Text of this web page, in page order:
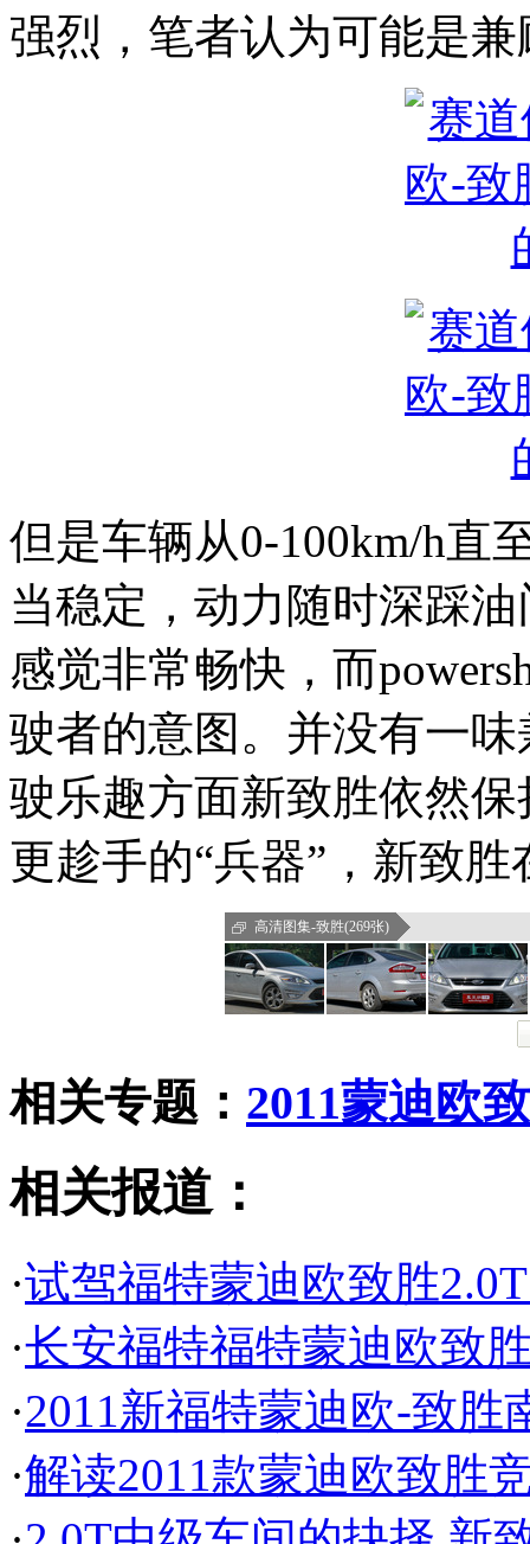
强烈，笔者认为可能是
但是车辆从0-100km/h直
当稳定，动力随时深踩
感觉非常畅快，而
驶者的意图。并没有一
驶乐趣方面新致胜依然
更趁手的“兵器”，新致
高清图集-致胜(269张)
相关专题： 2011蒙迪欧
相关报道：
·试驾福特蒙迪欧致胜
·长安福特福特蒙迪欧致
·2011新福特蒙迪欧-致胜
·解读2011款蒙迪欧致胜